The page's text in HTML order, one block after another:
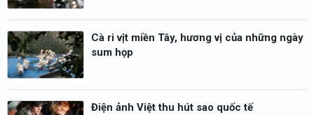
Cà ri vịt miền Tây, hương vị của những ngày
sum họp
Điện ảnh Việt thu hút sao quốc tế